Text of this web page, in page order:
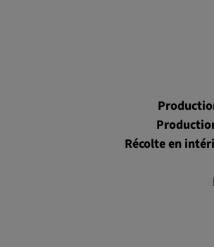
Récolte en